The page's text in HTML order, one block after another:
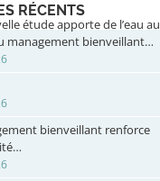
RÉCENTS
étude apporte de l’eau au
management bienveillant…
bienveillant renforce